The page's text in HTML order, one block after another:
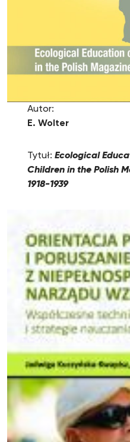
Autor:
E. Wolter
Tytuł: Ecological
Children in the Polish
1918-1939